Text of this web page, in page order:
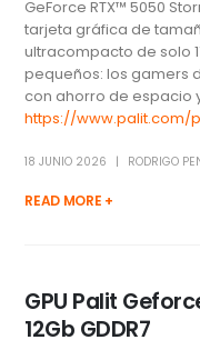
GeForce RTX™ 5050
tarjeta gráfica de
ultracompacto de solo
pequeños: los gamers
con ahorro de espacio
https://www.palit.com/
18 JUNIO 2026 RODRIGO
READ MORE +
GPU Palit
12Gb GDDR7